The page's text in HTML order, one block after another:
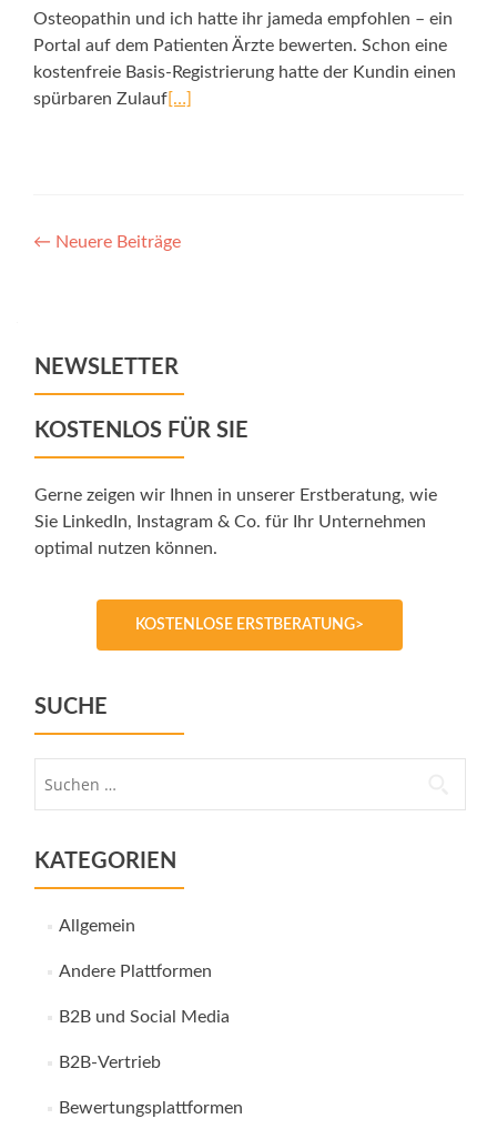
Osteopathin und ich hatte ihr jameda empfohlen – ein
Portal auf dem Patienten Ärzte bewerten. Schon eine
kostenfreie Basis-Registrierung hatte der Kundin einen
spürbaren Zulauf[…]
Posts
← Neuere Beiträge
NEWSLETTER
KOSTENLOS FÜR SIE
Gerne zeigen wir Ihnen in unserer Erstberatung, wie
Sie LinkedIn, Instagram & Co. für Ihr Unternehmen
optimal nutzen können.
KOSTENLOSE ERSTBERATUNG>
SUCHE
KATEGORIEN
Allgemein
Andere Plattformen
B2B und Social Media
B2B-Vertrieb
Bewertungsplattformen